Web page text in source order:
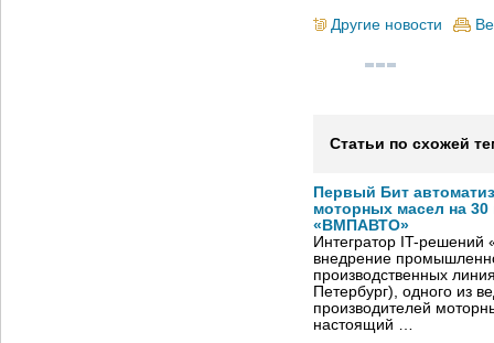
Другие новости
Статьи по схожей
Первый Бит
моторных масел на
«ВМПАВТО»
Интегратор IT-
внедрение
производственных
Петербург), одного из
производителей
настоящий …